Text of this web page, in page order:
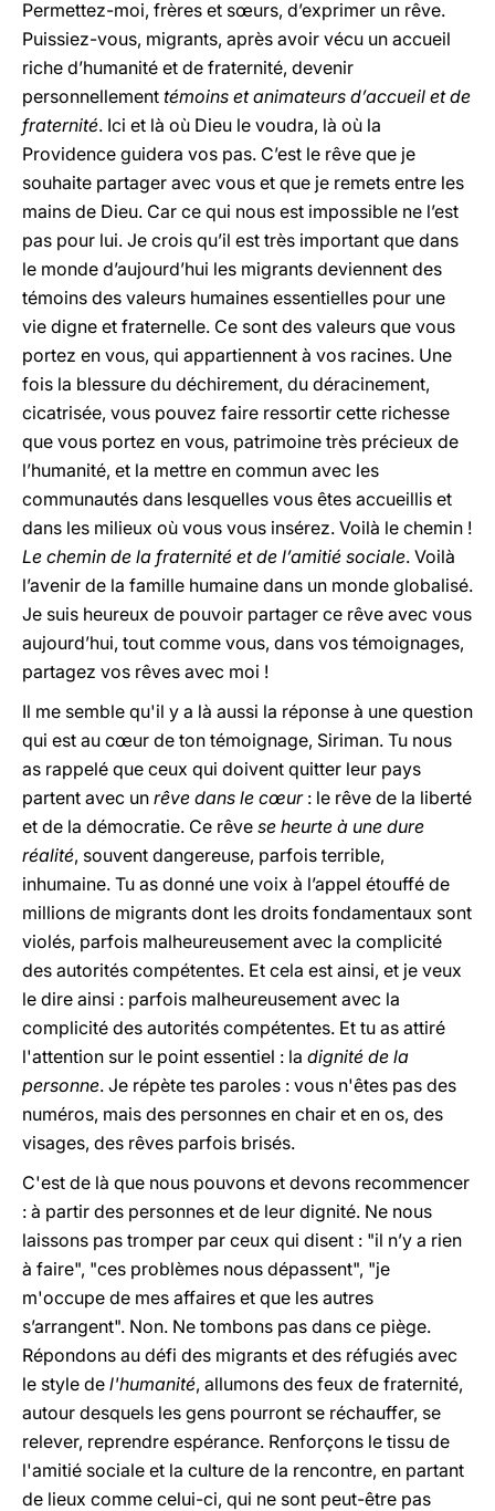
Permettez-moi, frères et sœurs, d’exprimer un rêve.
Puissiez-vous, migrants, après avoir vécu un accueil
riche d’humanité et de fraternité, devenir
personnellement témoins et animateurs d’accueil et de
fraternité. Ici et là où Dieu le voudra, là où la
Providence guidera vos pas. C’est le rêve que je
souhaite partager avec vous et que je remets entre les
mains de Dieu. Car ce qui nous est impossible ne l’est
pas pour lui. Je crois qu’il est très important que dans
le monde d’aujourd’hui les migrants deviennent des
témoins des valeurs humaines essentielles pour une
vie digne et fraternelle. Ce sont des valeurs que vous
portez en vous, qui appartiennent à vos racines. Une
fois la blessure du déchirement, du déracinement,
cicatrisée, vous pouvez faire ressortir cette richesse
que vous portez en vous, patrimoine très précieux de
l’humanité, et la mettre en commun avec les
communautés dans lesquelles vous êtes accueillis et
dans les milieux où vous vous insérez. Voilà le chemin !
Le chemin de la fraternité et de l’amitié sociale. Voilà
l’avenir de la famille humaine dans un monde globalisé.
Je suis heureux de pouvoir partager ce rêve avec vous
aujourd’hui, tout comme vous, dans vos témoignages,
partagez vos rêves avec moi !
Il me semble qu'il y a là aussi la réponse à une question
qui est au cœur de ton témoignage, Siriman. Tu nous
as rappelé que ceux qui doivent quitter leur pays
partent avec un rêve dans le cœur : le rêve de la liberté
et de la démocratie. Ce rêve se heurte à une dure
réalité, souvent dangereuse, parfois terrible,
inhumaine. Tu as donné une voix à l’appel étouffé de
millions de migrants dont les droits fondamentaux sont
violés, parfois malheureusement avec la complicité
des autorités compétentes. Et cela est ainsi, et je veux
le dire ainsi : parfois malheureusement avec la
complicité des autorités compétentes. Et tu as attiré
l'attention sur le point essentiel : la dignité de la
personne. Je répète tes paroles : vous n'êtes pas des
numéros, mais des personnes en chair et en os, des
visages, des rêves parfois brisés.
C'est de là que nous pouvons et devons recommencer
: à partir des personnes et de leur dignité. Ne nous
laissons pas tromper par ceux qui disent : "il n’y a rien
à faire", "ces problèmes nous dépassent", "je
m'occupe de mes affaires et que les autres
s’arrangent". Non. Ne tombons pas dans ce piège.
Répondons au défi des migrants et des réfugiés avec
le style de l'humanité, allumons des feux de fraternité,
autour desquels les gens pourront se réchauffer, se
relever, reprendre espérance. Renforçons le tissu de
l'amitié sociale et la culture de la rencontre, en partant
de lieux comme celui-ci, qui ne sont peut-être pas